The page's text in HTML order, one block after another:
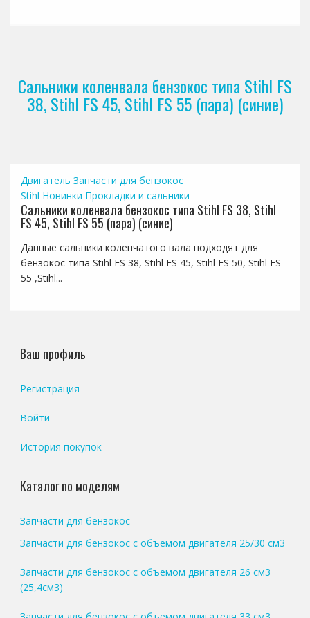
Сальники коленвала бензокос типа Stihl FS
38, Stihl FS 45, Stihl FS 55 (пара) (синие)
Двигатель Запчасти для бензокос
Stihl Новинки Прокладки и сальники
Сальники коленвала бензокос типа Stihl FS 38, Stihl
FS 45, Stihl FS 55 (пара) (синие)
Данные сальники коленчатого вала подходят для
бензокос типа Stihl FS 38, Stihl FS 45, Stihl FS 50, Stihl FS
55 ,Stihl...
Ваш профиль
Регистрация
Войти
История покупок
Каталог по моделям
Запчасти для бензокос
Запчасти для бензокос с объемом двигателя 25/30 см3
Запчасти для бензокос с объемом двигателя 26 см3
(25,4см3)